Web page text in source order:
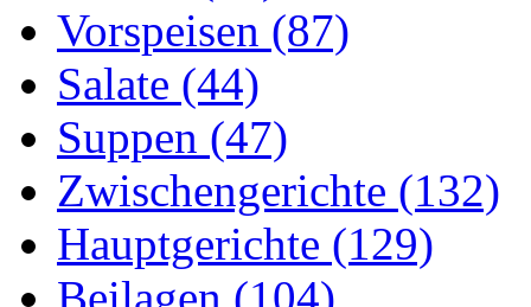
Vorspeisen (87)
Salate (44)
Suppen (47)
Zwischengerichte (132)
Hauptgerichte (129)